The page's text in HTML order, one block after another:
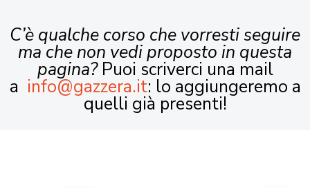
C’è qualche corso che vorresti seguire
ma che non vedi proposto in questa
pagina?Puoi scriverci una mail
a info@gazzera.it: lo aggiungeremo a
quelli già presenti!